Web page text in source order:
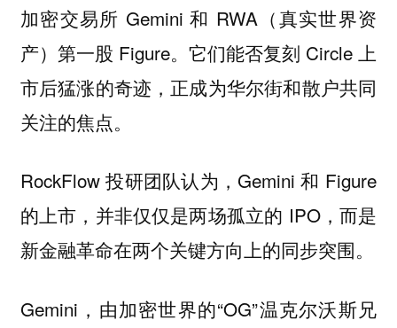
加密交易所 Gemini 和 RWA（真实世界资
产）第一股 Figure。它们能否复刻 Circle 上
市后猛涨的奇迹，正成为华尔街和散户共同
关注的焦点。
RockFlow 投研团队认为，Gemini 和 Figure
的上市，并非仅仅是两场孤立的 IPO，而是
新金融革命在两个关键方向上的同步突围。
Gemini，由加密世界的“OG”温克尔沃斯兄